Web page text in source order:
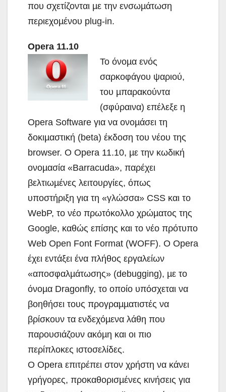
που σχετίζονται µε την ενσωµάτωση
περιεχοµένου plug-in.
Οpera 11.10
Το όνοµα ενός
σαρκοφάγου ψαριού,
του µπαρακούντα
(σφύραινα) επέλεξε η
Opera Software για να ονοµάσει τη
δοκιµαστική (beta) έκδοση του νέου της
browser. Ο Opera 11.10, µε την κωδική
ονοµασία «Barracuda», παρέχει
βελτιωµένες λειτουργίες, όπως
υποστήριξη για τη «γλώσσα» CSS και το
WebP, το νέο πρωτόκολλο χρώµατος της
Google, καθώς επίσης και το νέο πρότυπο
Web Open Font Format (WOFF). Ο Opera
έχει εντάξει ένα πλήθος εργαλείων
«αποσφαλµάτωσης» (debugging), µε το
όνοµα Dragonfly, το οποίο υπόσχεται να
βοηθήσει τους προγραµµατιστές να
βρίσκουν τα ενδεχόµενα λάθη που
παρουσιάζουν ακόµη και οι πιο
περίπλοκες ιστοσελίδες.
Ο Opera επιτρέπει στον χρήστη να κάνει
γρήγορες, προκαθορισµένες κινήσεις για